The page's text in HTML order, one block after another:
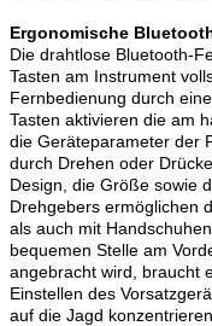
Ergonomische
Die drahtlose Bluetooth-
Tasten am Instrument
Fernbedienung durch
Tasten aktivieren die am
die Geräteparameter der
durch Drehen oder
Design, die Größe sowie
Drehgebers ermöglichen
als auch mit
bequemen Stelle am
angebracht wird, braucht
Einstellen des
auf die Jagd konzentrieren.